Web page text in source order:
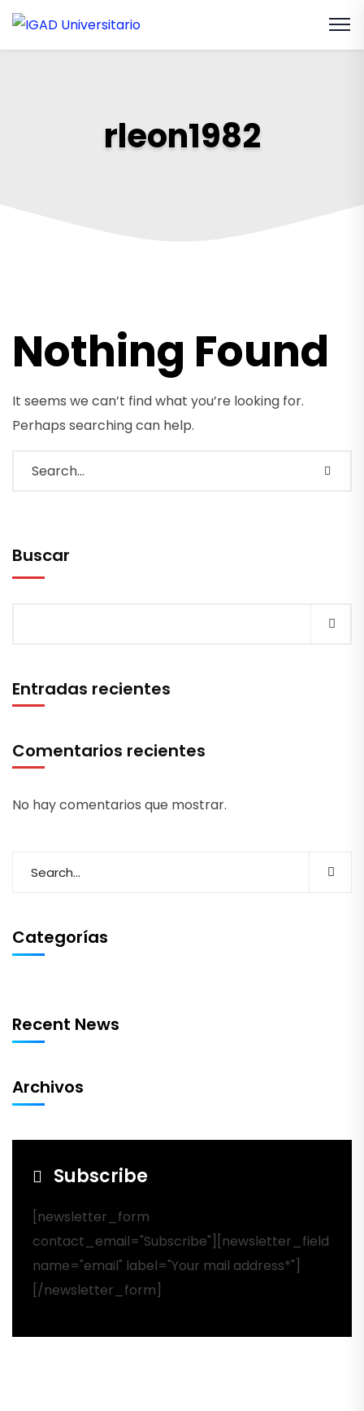
rleon1982
Nothing Found
It seems we can’t find what you’re looking for.
Perhaps searching can help.
Buscar
Entradas recientes
Comentarios recientes
No hay comentarios que mostrar.
Categorías
Recent News
Archivos
Subscribe
[newsletter_form
contact_email="Subscribe"][newsletter_field
name="email" label="Your mail address*"]
[/newsletter_form]